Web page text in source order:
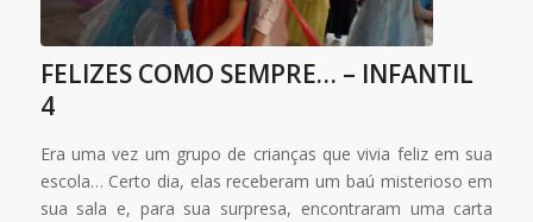
FELIZES COMO SEMPRE… – INFANTIL
4
Era uma vez um grupo de crianças que vivia feliz em sua
escola… Certo dia, elas receberam um baú misterioso em
sua sala e, para sua surpresa, encontraram uma carta